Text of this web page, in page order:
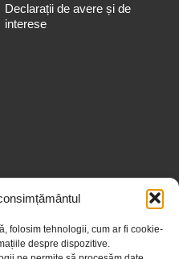
folosim tehnologii, cum ar fi cookie-
despre dispozitive.
Declarații de avere și de
interese